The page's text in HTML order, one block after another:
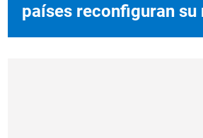
países reconfiguran su